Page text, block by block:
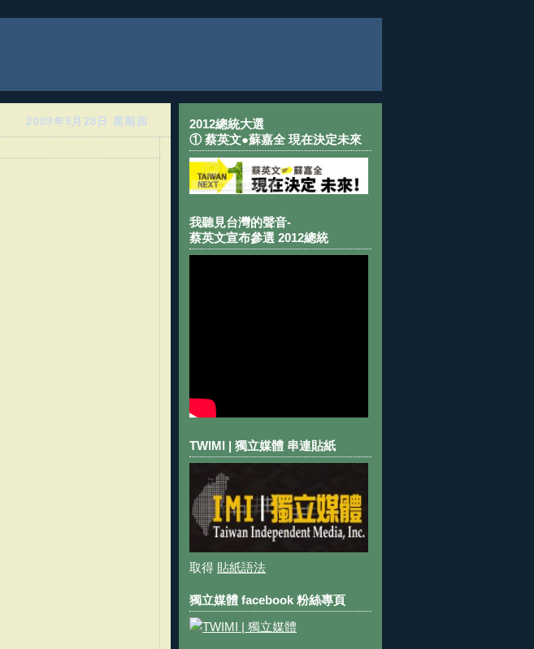
2009年5月28日 星期四
2012總統大選
① 蔡英文●蘇嘉全 現在決定未來
我聽見台灣的聲音-
蔡英文宣布參選 2012總統
TWIMI | 獨立媒體 串連貼紙
取得 貼紙語法
獨立媒體 facebook 粉絲專頁